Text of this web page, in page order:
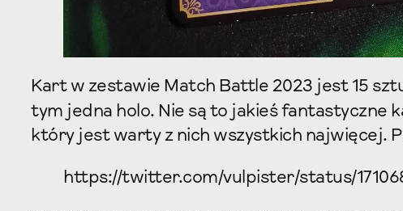
Kart w zestawie Match Battle 2023 jest 15
tym jedna holo. Nie są to jakieś fantastyczne
który jest warty z nich wszystkich najwięcej.
https://twitter.com/vulpister/status/